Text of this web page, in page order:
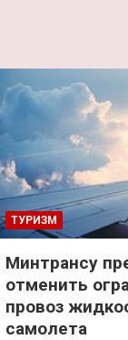
ТУРИЗМ
Минтрансу
отменить
провоз
самолета